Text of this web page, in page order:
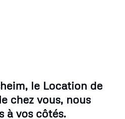
le Location de
chez vous, nous
à vos côtés.